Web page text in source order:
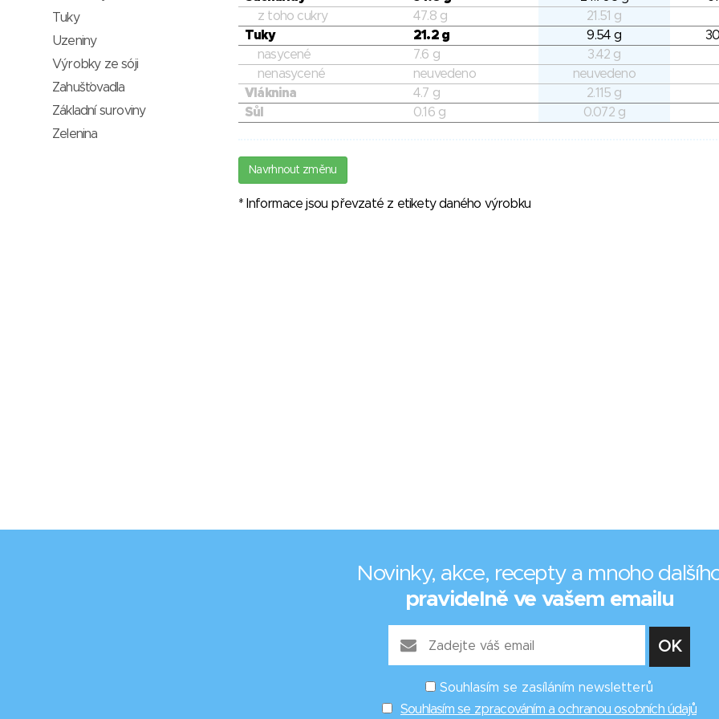
z toho cukry
47.8 g
21.51 g
Tuky
21.2 g 9.54 g
nasycené
7.6 g
3.42 g
nenasycené
neuvedeno
neuvedeno
Vláknina
4.7 g
2.115 g
Sůl
0.16 g 0.072 g
Navrhnout změnu
* Informace jsou převzaté z etikety daného výrobku
Tuky
Uzeniny
Výrobky ze sóji
Zahušťovadla
Základní suroviny
Zelenina
Novinky, akce, recepty a mnoho
pravidelně ve vašem emailu
Souhlasím se zasíláním newsletterů
Souhlasím se zpracováním a ochranou osobních údajů